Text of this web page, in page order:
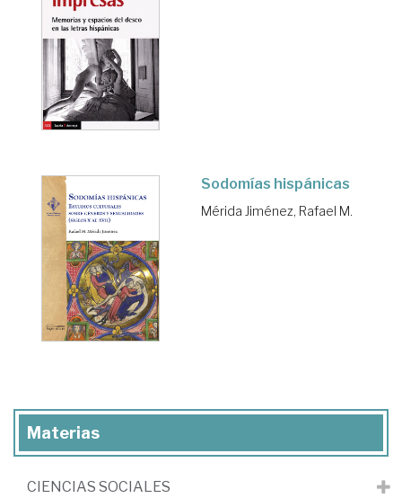
Sodomías hispánicas
Mérida Jiménez, Rafael M.
Materias
CIENCIAS SOCIALES